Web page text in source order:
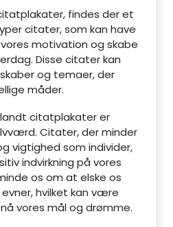
findes der et
citater, som kan have
motivation og skabe
Disse citater kan
og temaer, der
måder.
citatplakater er
Citater, der minder
vigtighed som individer,
indvirkning på vores
os om at elske os
hvilket kan være
vores mål og drømme.